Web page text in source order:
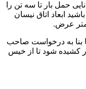
است اما توانایی حمل بار تا سه تن را
ابعاد اتاق نیسان
بنا به درخواست صاحب
کشیده شود تا از خیس